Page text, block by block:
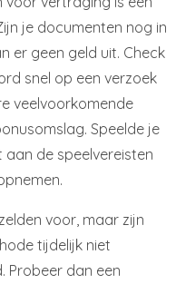
je documenten nog in
er geen geld uit. Check
snel op een verzoek
veelvoorkomende
Speelde je
de speelvereisten
voor, maar zijn
tijdelijk niet
Probeer dan een